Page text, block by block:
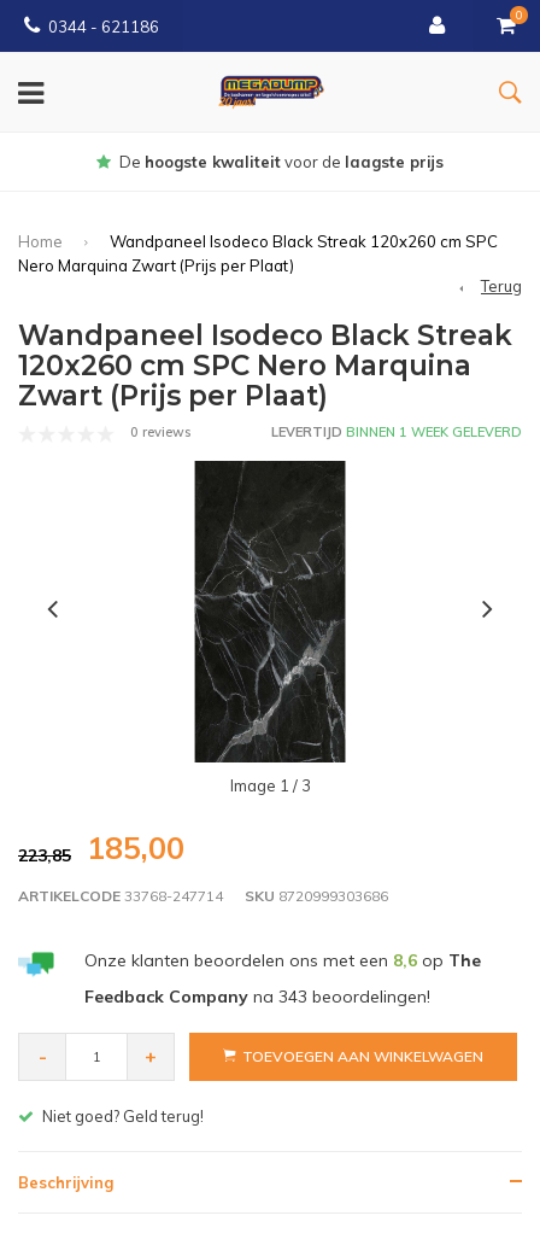
0344 - 621186
0
Gratisbezorgd vanaf € 150
Home
Wandpaneel Isodeco Black Streak 120x260 cm SPC
Nero Marquina Zwart (Prijs per Plaat)
Terug
Wandpaneel Isodeco Black Streak
120x260 cm SPC Nero Marquina
Zwart (Prijs per Plaat)
0 reviews LEVERTIJD BINNEN 1 WEEK GELEVERD
Image 1 / 3
223,85 185,00
ARTIKELCODE 33768-247714 SKU 8720999303686
Onze klanten beoordelen ons met een 8,6op The
Feedback Companyna 343 beoordelingen!
- + TOEVOEGEN AAN WINKELWAGEN
Gratis bezorgen v.a. € 150,- (NL)
Beschrijving